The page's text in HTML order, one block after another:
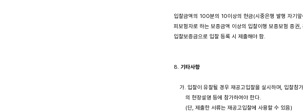
입찰금액의 100분의 10이상의 현금(시중은행 발행 자기
피보험자로 하는 보증금액 이상의 입찰이행 보증보험 증권,
입찰보증금으로 입찰 등록 시 제출해야 함.
8. 기타사항
가. 입찰이 유찰될 경우 재공고입찰을 실시하며, 입찰참
        의 현장설명 등에 참가하여야 한다.
        (단, 제출한 서류는 재공고입찰에 사용할 수 있음)